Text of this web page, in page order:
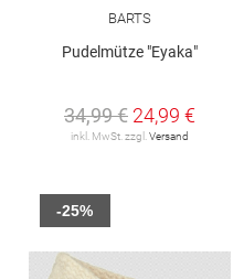
BARTS
Pudelmütze "Eyaka"
34,99 € 24,99 €
inkl. MwSt. zzgl. Versand
-25%